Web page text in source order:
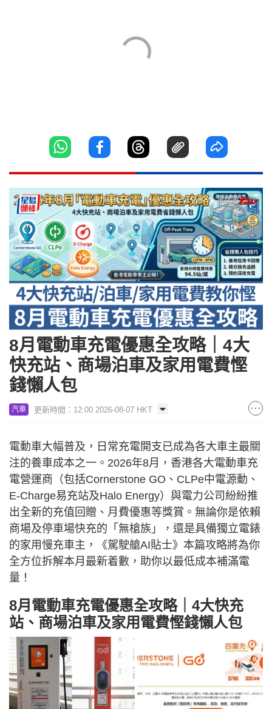
8月電動車充電優惠全攻略｜4大
快充站、商場泊車及家用電費慳
錢懶人包
汽車 更新時間：12:00 2026-08-07 HKT
電動車大幅普及，日常充電開支已成為各大車主最關
注的養車成本之一。2026年8月，香港各大電動車充
電營運商（包括Cornerstone GO、CLPe中電源動、
E-Charge易充站及Halo Energy）與電力公司紛紛推
出全新的充值回贈、月費優惠等獎賞。無論你是依賴
商場及停車場快充的「無槍族」，還是具備獨立電錶
的家用慢充車主，《駕駛艙AI貼士》本篇攻略將為你
全方位拆解本月最新着數，助你以最低成本補滿電
量！
8月電動車充電優惠全攻略｜4大快充
站、商場泊車及家用電費慳錢懶人包